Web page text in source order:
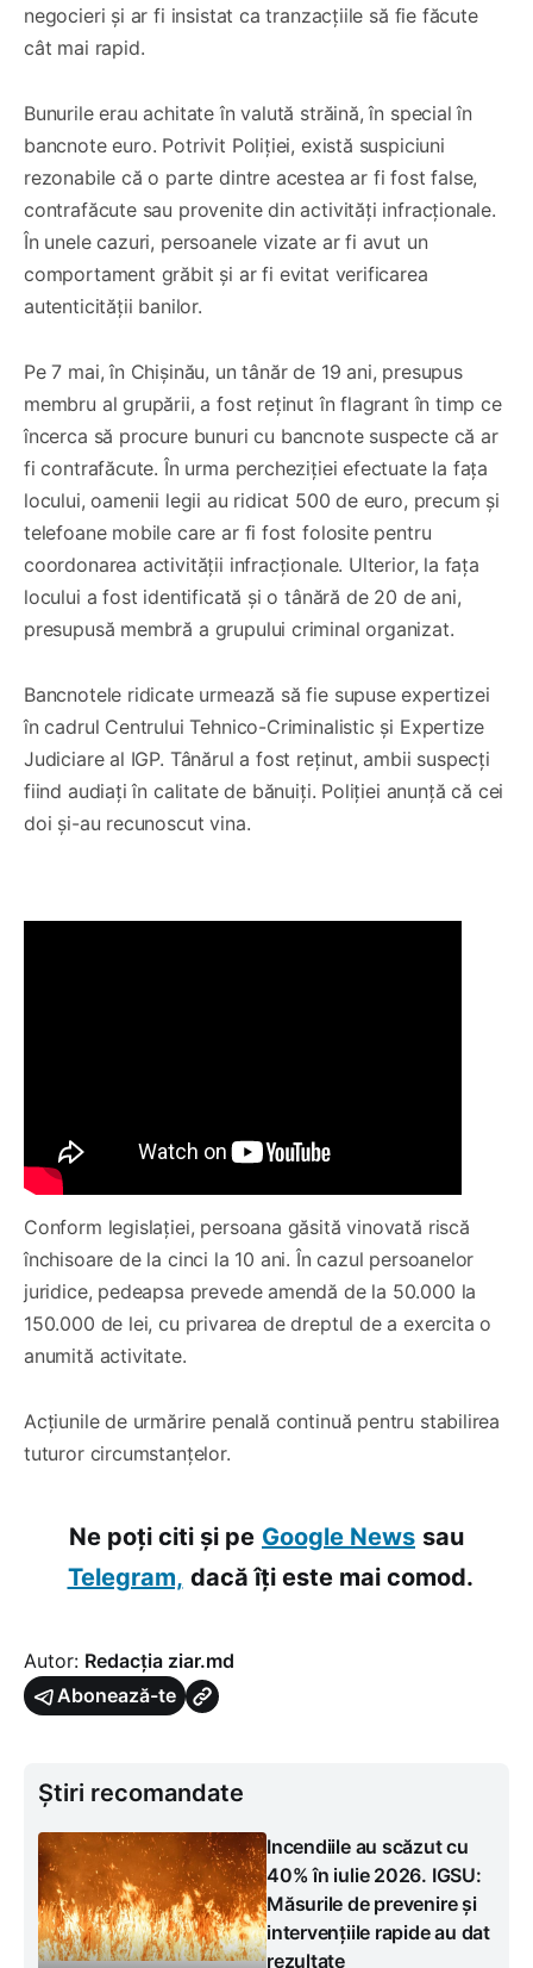
negocieri și ar fi insistat ca tranzacțiile să fie făcute
cât mai rapid.
Bunurile erau achitate în valută străină, în special în
bancnote euro. Potrivit Poliției, există suspiciuni
rezonabile că o parte dintre acestea ar fi fost false,
contrafăcute sau provenite din activități infracționale.
În unele cazuri, persoanele vizate ar fi avut un
comportament grăbit și ar fi evitat verificarea
autenticității banilor.
Pe 7 mai, în Chișinău, un tânăr de 19 ani, presupus
membru al grupării, a fost reținut în flagrant în timp ce
încerca să procure bunuri cu bancnote suspecte că ar
fi contrafăcute. În urma percheziției efectuate la fața
locului, oamenii legii au ridicat 500 de euro, precum și
telefoane mobile care ar fi fost folosite pentru
coordonarea activității infracționale. Ulterior, la fața
locului a fost identificată și o tânără de 20 de ani,
presupusă membră a grupului criminal organizat.
Bancnotele ridicate urmează să fie supuse expertizei
în cadrul Centrului Tehnico-Criminalistic și Expertize
Judiciare al IGP. Tânărul a fost reținut, ambii suspecți
fiind audiați în calitate de bănuiți. Poliției anunță că cei
doi și-au recunoscut vina.
Conform legislației, persoana găsită vinovată riscă
închisoare de la cinci la 10 ani. În cazul persoanelor
juridice, pedeapsa prevede amendă de la 50.000 la
150.000 de lei, cu privarea de dreptul de a exercita o
anumită activitate.
Acțiunile de urmărire penală continuă pentru stabilirea
tuturor circumstanțelor.
Ne poți citi și pe Google News sau
Telegram, dacă îți este mai comod.
Autor: Redacția ziar.md
Abonează-te
Știri recomandate
Incendiile au scăzut cu
40% în iulie 2026. IGSU:
Măsurile de prevenire și
intervențiile rapide au dat
rezultate